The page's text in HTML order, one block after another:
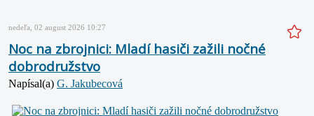
nedeľa, 02 august 2026 10:27
Noc na zbrojnici: Mladí hasiči zažili nočné
dobrodružstvo
Napísal(a) G. Jakubecová